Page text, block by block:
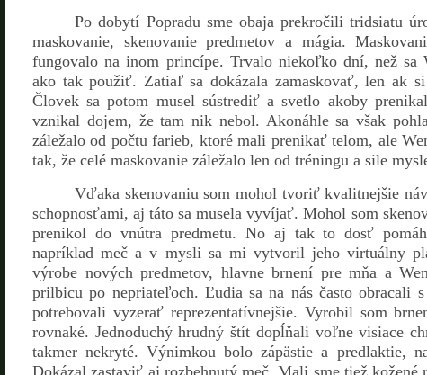
Po dobytí Popradu sme obaja prekročili tridsiatu
maskovanie, skenovanie predmetov a mágia.
fungovalo na inom princípe. Trvalo niekoľko dní, než sa
ako tak použiť. Zatiaľ sa dokázala zamaskovať, len ak
Človek sa potom musel sústrediť a svetlo akoby
vznikal dojem, že tam nik nebol. Akonáhle sa však
záležalo od počtu farieb, ktoré mali prenikať telom, ale
tak, že celé maskovanie záležalo len od tréningu a sile
Vďaka skenovaniu som mohol tvoriť kvalitnejšie
schopnosťami, aj táto sa musela vyvíjať. Mohol som
prenikol do vnútra predmetu. No aj tak to dosť
napríklad meč a v mysli sa mi vytvoril jeho virtuálny
výrobe nových predmetov, hlavne brnení pre mňa a
prilbicu po nepriateľoch. Ľudia sa na nás často obracali
potrebovali vyzerať reprezentatívnejšie. Vyrobil som
rovnaké. Jednoduchý hrudný štít dopĺňali voľne visiace
takmer nekryté. Výnimkou bolo zápästie a predlaktie,